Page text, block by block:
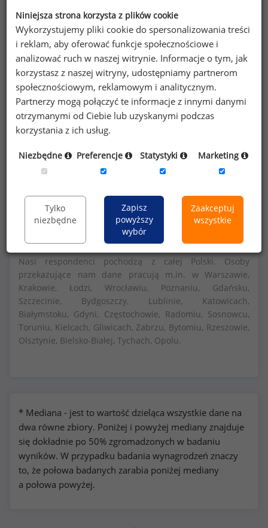
Chcesz porównać swoje zarobki z innymi?
Sprawdź ile powinieneś zarabiać
Szczegółowe dane o wynagrodzeniach na 840
portalu wynagrodzenia.pl
Dowiedz się więcej
Nasi respondenci pochodzą z całej Polski. Osoby
przekazujące nam dane pracują m.in. w Warszawie,
Krakowie, Łodzi, Wrocławiu, Poznaniu, Gdańsku,
Szczecinie, Bydgoszczy, Lublinie, Katowicach,
Białymstoku, Gdyni, Częstochowie, Radomiu, Sosnowcu,
Toruniu, Kielcach, Gliwicach, Zabrzu, Bytomiu, Rzeszowie,
Olsztynie, Bielsko-Białej, Tychach, Opolu.
* Mediana - jest to wartość dzieląca wszystkie dane na
dwa równe zbiory. Poniżej i powyżej mediany znajduje
się dokładnie po 50% zgromadzonych w badaniu
wyników. W przypadku badania wynagrodzeń znaczy
to, że połowa badanych zarabia poniżej mediany
a połowa powyżej.
Niniejsza strona korzysta z plików cookie
Wykorzystujemy pliki cookie do spersonalizowania treści
i reklam, aby oferować funkcje społecznościowe i
analizować ruch w naszej witrynie. Informacje o tym, jak
korzystasz z naszej witryny, udostępniamy partnerom
społecznościowym, reklamowym i analitycznym.
Partnerzy mogą połączyć te informacje z innymi danymi
otrzymanymi od Ciebie lub uzyskanymi podczas
korzystania z ich usług.
Niezbędne Preferencje Statystyki Marketing
Tylko
niezbędne
Zapisz
powyższy
wybór
Zaakceptuj
wszystkie